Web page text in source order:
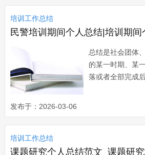
识，积累的经
训班共邀请了两
培训师主要讲...
培训工作总结
民警培训期间个人总结|培训期间
总结是社会团体
的某一时期、某
落或者全部完成
距，得出教训和
理的关于培训期
考。培训期间
段时间的认真学
这里，首先...
发布于：2026-03-06
培训工作总结
课题研究个人总结范文_课题研